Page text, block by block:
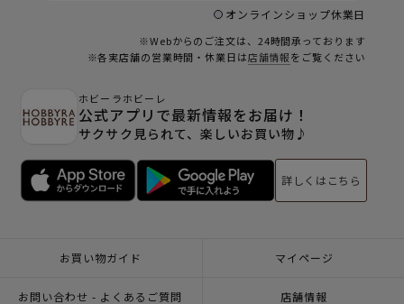
オンラインショップ休業日
※Webからのご注文は、24時間承っております
※各実店舗の営業時間・休業日は店舗情報をご覧ください
ホビーラホビーレ
公式アプリで最新情報をお届け！
サクサク見られて、楽しいお買い物♪
詳しくはこちら
お買い物ガイド マイページ
お問い合わせ - よくあるご質問 店舗情報